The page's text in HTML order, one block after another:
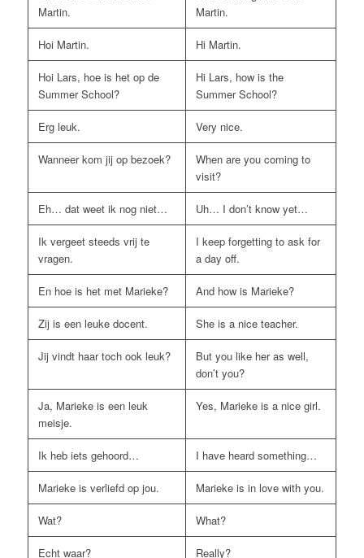
Martin.
Martin.
Hoi Martin. Hi Martin.
Hoi Lars, hoe is het op de
Summer School?
Hi Lars, how is the
Summer School?
Erg leuk. Very nice.
Wanneer kom jij op bezoek?
When are you coming to
visit?
Eh… dat weet ik nog niet… Uh… I don’t know yet…
Ik vergeet steeds vrij te
vragen.
I keep forgetting to ask for
a day off.
En hoe is het met Marieke? And how is Marieke?
Zij is een leuke docent. She is a nice teacher.
Jij vindt haar toch ook leuk?
But you like her as well,
don’t you?
Ja, Marieke is een leuk
meisje.
Yes, Marieke is a nice girl.
Ik heb iets gehoord… I have heard something…
Marieke is verliefd op jou. Marieke is in love with you.
Wat? What?
Echt waar? Really?